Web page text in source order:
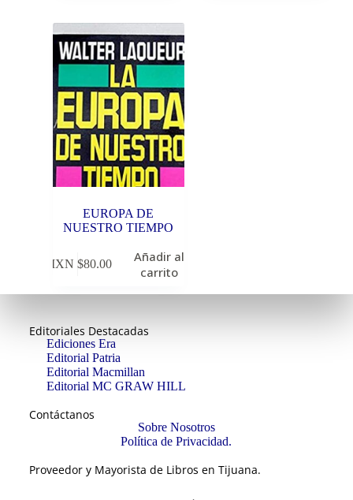
EUROPA DE
NUESTRO TIEMPO
MXN $80.00
Añadir al
carrito
Editoriales Destacadas
Ediciones Era
Editorial Patria
Editorial Macmillan
Editorial MC GRAW HILL
Contáctanos
Sobre Nosotros
Política de Privacidad.
Proveedor y Mayorista de Libros en Tijuana.